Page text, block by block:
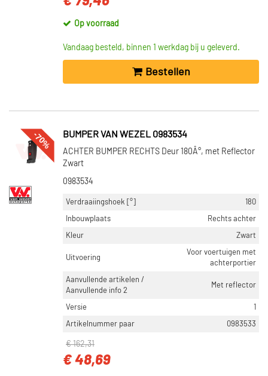
Op voorraad
Vandaag besteld, binnen 1 werkdag bij u geleverd.
Bestellen
-70% BUMPER VAN WEZEL 0983534
ACHTER BUMPER RECHTS Deur 180Â°, met Reflector
Zwart
0983534
Verdraaiingshoek [°]
180
Inbouwplaats
Rechts achter
Kleur
Zwart
Uitvoering
Voor voertuigen met
achterportier
Aanvullende artikelen /
Aanvullende info 2
Met reflector
Versie
1
Artikelnummer paar
0983533
€ 162,31
€ 48,69